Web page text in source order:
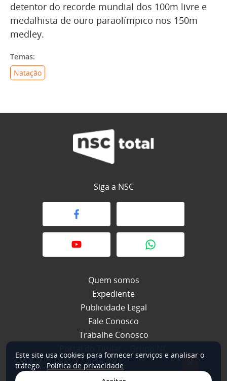
detentor do recorde mundial dos 100m livre e
medalhista de ouro paraolímpico nos 150m
medley.
Temas:
Natação
Siga a NSC
Quem somos
Expediente
Publicidade Legal
Fale Conosco
Trabalhe Conosco
Este site usa cookies para fornecer serviços e analisar o
tráfego.
Política de privacidade